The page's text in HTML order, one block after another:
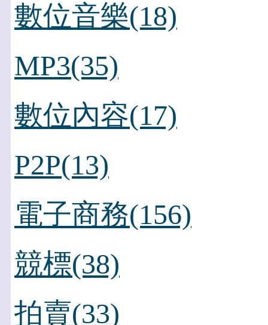
數位音樂(18)
MP3(35)
數位內容(17)
P2P(13)
電子商務(156)
競標(38)
拍賣(33)